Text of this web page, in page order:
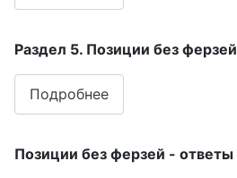
Раздел 5. Позиции без ферзей
Подробнее
Позиции без ферзей - ответы